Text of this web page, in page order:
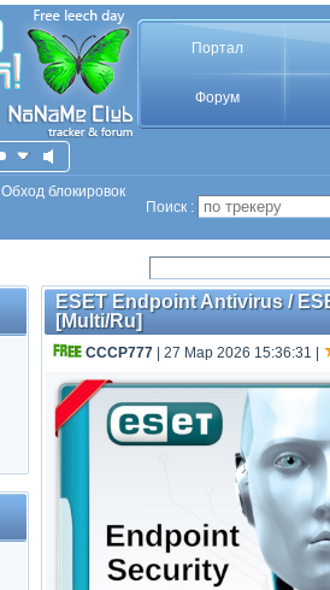
Портал
Форум
Обход блокировок
Поиск :
ESET Endpoint Antivirus /
[Multi/Ru]
СССР777 | 27 Мар 2026 15:36:31